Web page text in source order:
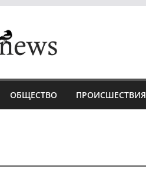
ОБЩЕСТВО ПРОИСШЕСТВИЯ